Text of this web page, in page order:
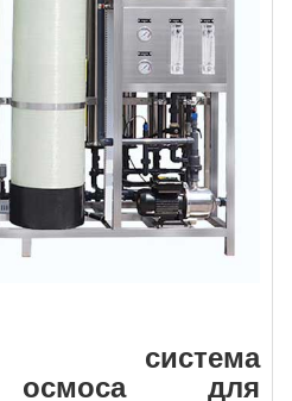
система
осмоса для